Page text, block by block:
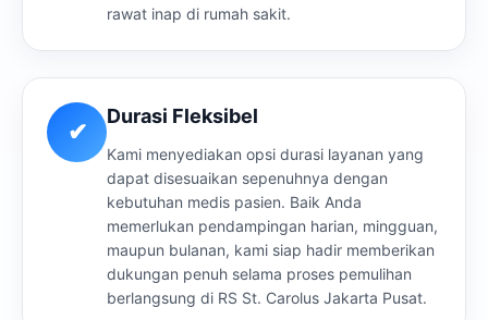
rawat inap di rumah sakit.
✔
Durasi Fleksibel
Kami menyediakan opsi durasi layanan yang
dapat disesuaikan sepenuhnya dengan
kebutuhan medis pasien. Baik Anda
memerlukan pendampingan harian, mingguan,
maupun bulanan, kami siap hadir memberikan
dukungan penuh selama proses pemulihan
berlangsung di RS St. Carolus Jakarta Pusat.